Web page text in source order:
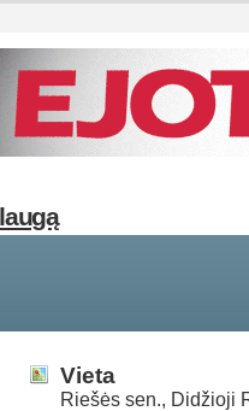
Vieta
Riešės sen., Didžioji